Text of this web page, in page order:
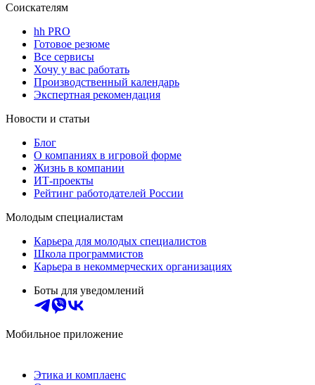
Соискателям
hh PRO
Готовое резюме
Все сервисы
Хочу у вас работать
Производственный календарь
Экспертная рекомендация
Новости и статьи
Блог
О компаниях в игровой форме
Жизнь в компании
ИТ-проекты
Рейтинг работодателей России
Молодым специалистам
Карьера для молодых специалистов
Школа программистов
Карьера в некоммерческих организациях
Боты для уведомлений
Мобильное приложение
Этика и комплаенс